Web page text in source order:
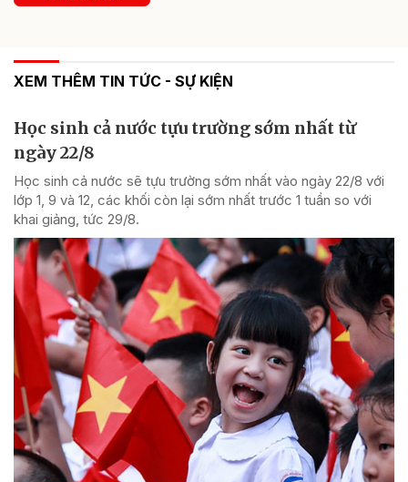
XEM THÊM TIN TỨC - SỰ KIỆN
Học sinh cả nước tựu trường sớm nhất từ
ngày 22/8
Học sinh cả nước sẽ tựu trường sớm nhất vào ngày 22/8 với
lớp 1, 9 và 12, các khối còn lại sớm nhất trước 1 tuần so với
khai giảng, tức 29/8.